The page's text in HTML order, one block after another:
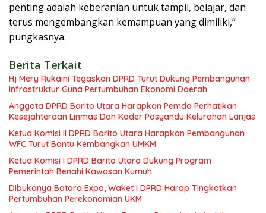
penting adalah keberanian untuk tampil, belajar, dan
terus mengembangkan kemampuan yang dimiliki,”
pungkasnya.
Berita Terkait
Hj Mery Rukaini Tegaskan DPRD Turut Dukung Pembangunan
Infrastruktur Guna Pertumbuhan Ekonomi Daerah
Anggota DPRD Barito Utara Harapkan Pemda Perhatikan
Kesejahteraan Linmas Dan Kader Posyandu Kelurahan Lanjas
Ketua Komisi II DPRD Barito Utara Harapkan Pembangunan
WFC Turut Bantu Kembangkan UMKM
Ketua Komisi I DPRD Barito Utara Dukung Program
Pemerintah Benahi Kawasan Kumuh
Dibukanya Batara Expo, Waket I DPRD Harap Tingkatkan
Pertumbuhan Perekonomian UKM